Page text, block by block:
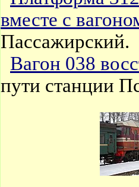
вместе с
Пассажирский.
Вагон 038
пути станции